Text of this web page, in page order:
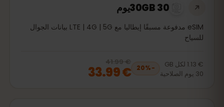
30GB 30يوم
eSIM مدفوعة مسبقًا إيطاليا مع LTE | 4G | 5G بيانات الجوال
للسياح
€ 1.13 لكل GB
30 يوم الصلاحية
−
20%
20% off, was
€ 33.99 € 41.99
€ 33.99